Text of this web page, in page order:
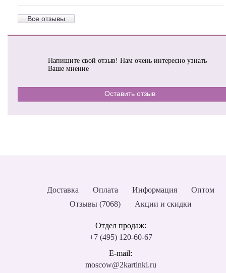
Все отзывы
Напишите свой отзыв! Нам очень интересно узнать
Ваше мнение
Оставить отзыв
Доставка Оплата Информация
Оптом
Отзывы (7068)
Акции и скидки
Отдел продаж:
+7 (495) 120-60-67
E-mail:
moscow@2kartinki.ru